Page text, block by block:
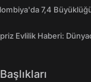
7,4
Evlilik Haberi: